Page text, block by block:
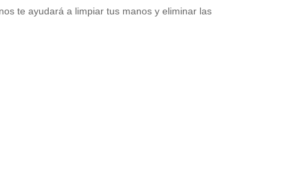
te ayudará a limpiar tus manos y eliminar las